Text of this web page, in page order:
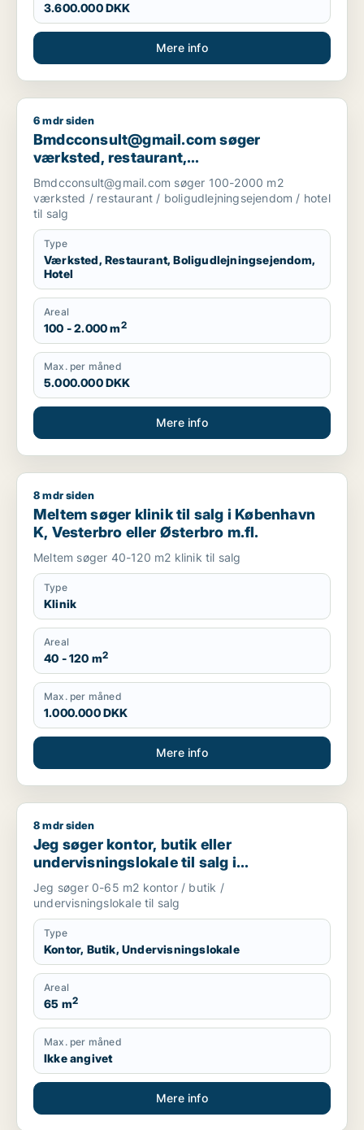
3.600.000 DKK
Mere info
Bmdcconsult@gmail.com søger værksted, restaurant,
6 mdr siden
Bmdcconsult@gmail.com søger
værksted, restaurant,
boligudlejningsejendom eller hotel til salg
i Storkøbenhavn
Bmdcconsult@gmail.com søger 100-2000 m2
værksted / restaurant / boligudlejningsejendom / hotel
til salg
Type
Værksted, Restaurant, Boligudlejningsejendom,
Hotel
Areal
100 - 2.000 m2
Max. per måned
5.000.000 DKK
Mere info
Meltem søger klinik til salg i København K, Vesterbro eller
8 mdr siden
Meltem søger klinik til salg i København
K, Vesterbro eller Østerbro m.fl.
Meltem søger 40-120 m2 klinik til salg
Type
Klinik
Areal
40 - 120 m2
Max. per måned
1.000.000 DKK
Mere info
Jeg søger kontor, butik eller undervisningslokale til salg i
8 mdr siden
Jeg søger kontor, butik eller
undervisningslokale til salg i
Storkøbenhavn, Nordsjælland eller Fyn
m.fl.
Jeg søger 0-65 m2 kontor / butik /
undervisningslokale til salg
Type
Kontor, Butik, Undervisningslokale
Areal
65 m2
Max. per måned
Ikke angivet
Mere info